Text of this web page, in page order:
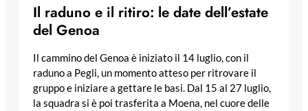
Il raduno e il ritiro: le date dell’estate
del Genoa
Il cammino del Genoa è iniziato il 14 luglio, con il
raduno a Pegli, un momento atteso per ritrovare il
gruppo e iniziare a gettare le basi. Dal 15 al 27 luglio,
la squadra si è poi trasferita a Moena, nel cuore delle